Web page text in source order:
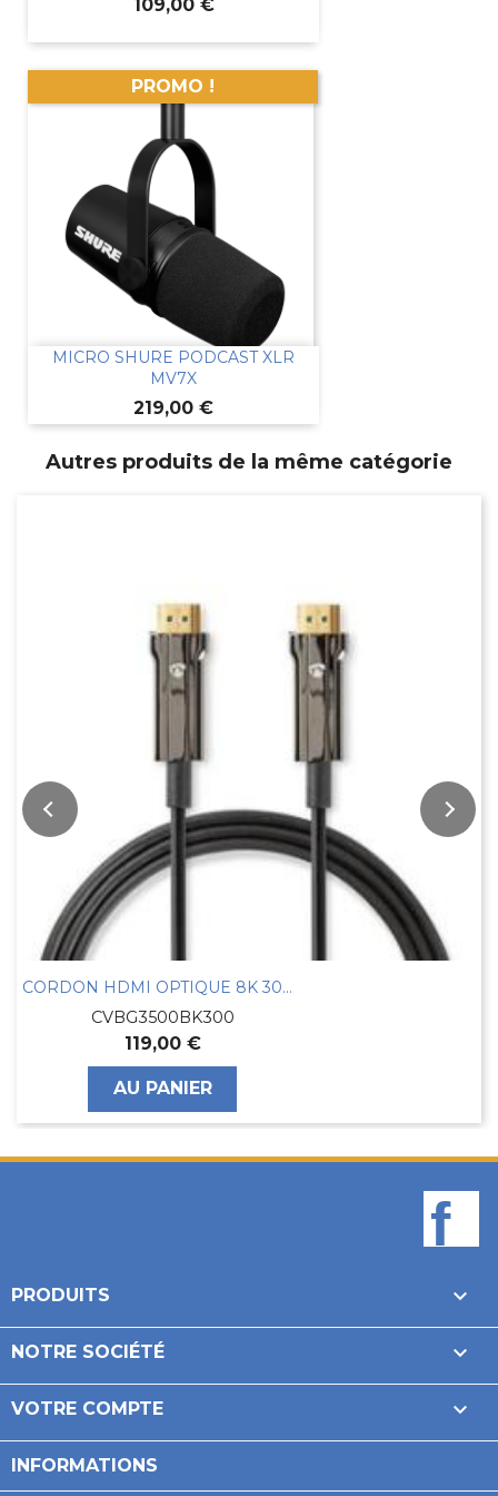
109,00 €
MICRO SHURE PODCAST XLR
MV7X
Prix
219,00 €
PROMO !
Autres produits de la même catégorie
CORDON HDMI OPTIQUE 8K 30MTS
CVBG3500BK300
119,00 €
AU PANIER
PRODUITS 
NOTRE SOCIÉTÉ 
VOTRE COMPTE 
INFORMATIONS